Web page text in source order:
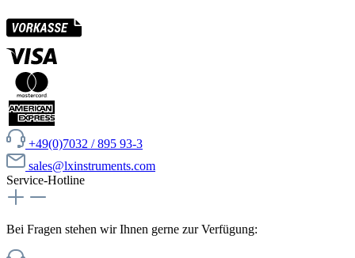
+49(0)7032 / 895 93-3
sales@lxinstruments.com
Service-Hotline
Bei Fragen stehen wir Ihnen gerne zur Verfügung: